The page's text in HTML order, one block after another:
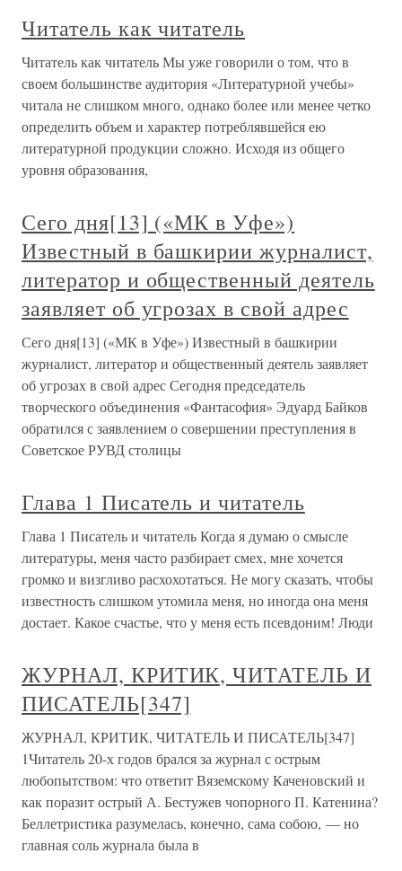
Читатель как читатель
Читатель как читатель Мы уже говорили о том, что в
своем большинстве аудитория «Литературной учебы»
читала не слишком много, однако более или менее четко
определить объем и характер потреблявшейся ею
литературной продукции сложно. Исходя из общего
уровня образования,
Сего дня[13] («МК в Уфе»)
Известный в башкирии журналист,
литератор и общественный деятель
заявляет об угрозах в свой адрес
Сего дня[13] («МК в Уфе») Известный в башкирии
журналист, литератор и общественный деятель заявляет
об угрозах в свой адрес Сегодня председатель
творческого объединения «Фантасофия» Эдуард Байков
обратился с заявлением о совершении преступления в
Советское РУВД столицы
Глава 1 Писатель и читатель
Глава 1 Писатель и читатель Когда я думаю о смысле
литературы, меня часто разбирает смех, мне хочется
громко и визгливо расхохотаться. Не могу сказать, чтобы
известность слишком утомила меня, но иногда она меня
достает. Какое счастье, что у меня есть псевдоним! Люди
ЖУРНАЛ, КРИТИК, ЧИТАТЕЛЬ И
ПИСАТЕЛЬ[347]
ЖУРНАЛ, КРИТИК, ЧИТАТЕЛЬ И ПИСАТЕЛЬ[347]
1Читатель 20-х годов брался за журнал с острым
любопытством: что ответит Вяземскому Каченовский и
как поразит острый А. Бестужев чопорного П. Катенина?
Беллетристика разумелась, конечно, сама собою, — но
главная соль журнала была в